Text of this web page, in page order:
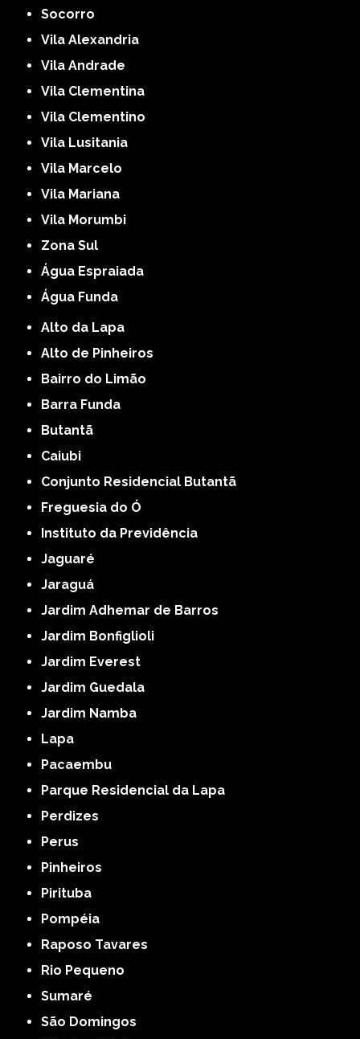
Socorro
Vila Alexandria
Vila Andrade
Vila Clementina
Vila Clementino
Vila Lusitania
Vila Marcelo
Vila Mariana
Vila Morumbi
Zona Sul
Água Espraiada
Água Funda
Alto da Lapa
Alto de Pinheiros
Bairro do Limão
Barra Funda
Butantã
Caiubi
Conjunto Residencial Butantã
Freguesia do Ó
Instituto da Previdência
Jaguaré
Jaraguá
Jardim Adhemar de Barros
Jardim Bonfiglioli
Jardim Everest
Jardim Guedala
Jardim Namba
Lapa
Pacaembu
Parque Residencial da Lapa
Perdizes
Perus
Pinheiros
Pirituba
Pompéia
Raposo Tavares
Rio Pequeno
Sumaré
São Domingos